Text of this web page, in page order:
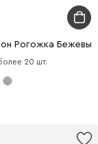
Рогожка
20 шт.